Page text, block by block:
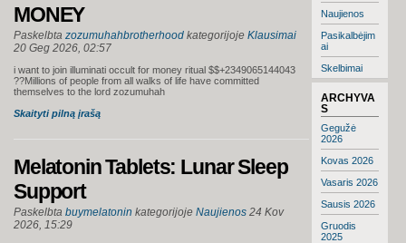
Naujienos
Pasikalbėjim
ai
Skelbimai
ARCHYVA
S
Gegužė
2026
Kovas 2026
Vasaris 2026
Sausis 2026
Gruodis
2025
MONEY
Paskelbta zozumuhahbrotherhood kategorijoje Klausimai
20 Geg 2026, 02:57
i want to join illuminati occult for money ritual $$+2349065144043
??Millions of people from all walks of life have committed
themselves to the lord zozumuhah
Skaityti pilną įrašą
Melatonin Tablets: Lunar Sleep
Support
Paskelbta buymelatonin kategorijoje Naujienos 24 Kov
2026, 15:29